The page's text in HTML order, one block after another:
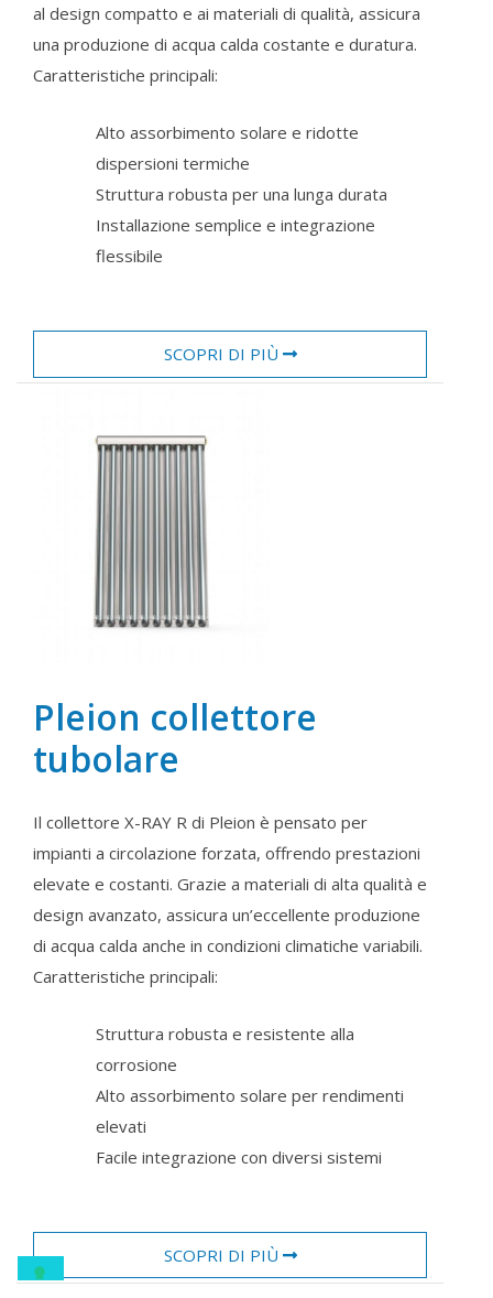
al design compatto e ai materiali di qualità, assicura
una produzione di acqua calda costante e duratura.
Caratteristiche principali:
Alto assorbimento solare e ridotte
dispersioni termiche
Struttura robusta per una lunga durata
Installazione semplice e integrazione
flessibile
SCOPRI DI PIÙ
Pleion collettore
tubolare
Il collettore X-RAY R di Pleion è pensato per
impianti a circolazione forzata, offrendo prestazioni
elevate e costanti. Grazie a materiali di alta qualità e
design avanzato, assicura un’eccellente produzione
di acqua calda anche in condizioni climatiche variabili.
Caratteristiche principali:
Struttura robusta e resistente alla
corrosione
Alto assorbimento solare per rendimenti
elevati
Facile integrazione con diversi sistemi
SCOPRI DI PIÙ